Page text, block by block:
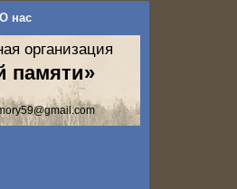
О нас
организация
памяти»